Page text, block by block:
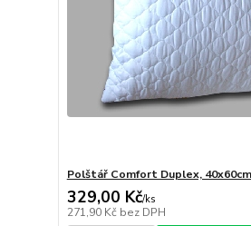
Polštář Comfort Duplex,
329,00 Kč/ks
271,90 Kč bez DPH